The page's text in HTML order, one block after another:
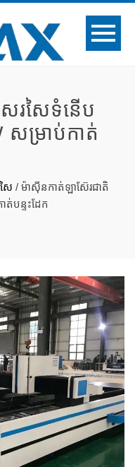
រសៃទំនើប
ម្រាប់កាត់
ៃ / ម៉ាស៊ីនកាត់ឡាស៊ែរជាតិ
បន្ទះដែក